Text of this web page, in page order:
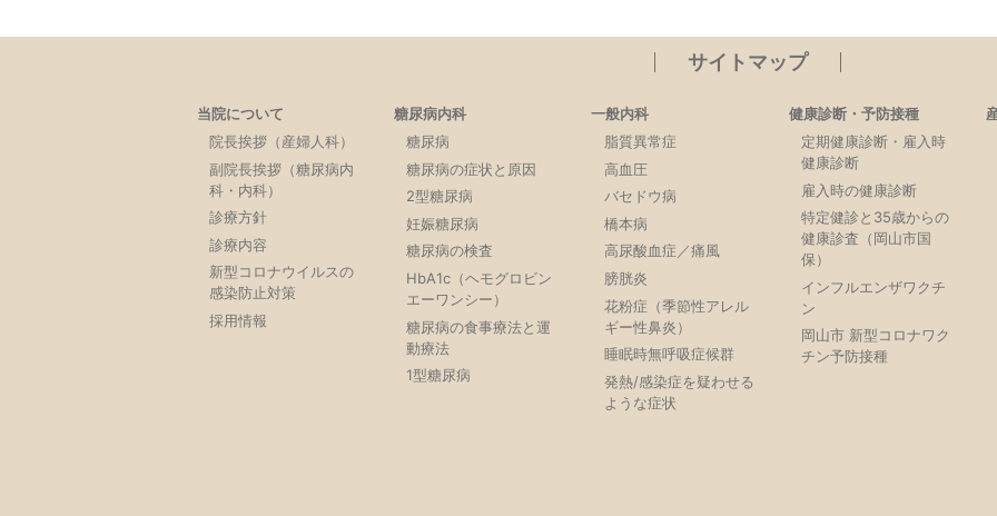
サイトマップ
当院について
院長挨拶（産婦人科）
副院長挨拶（糖尿病内
科・内科）
診療方針
診療内容
新型コロナウイルスの
感染防止対策
採用情報
糖尿病内科
糖尿病
糖尿病の症状と原因
2型糖尿病
妊娠糖尿病
糖尿病の検査
HbA1c（ヘモグロビン
エーワンシー）
糖尿病の食事療法と運
動療法
1型糖尿病
一般内科
脂質異常症
高血圧
バセドウ病
橋本病
高尿酸血症／痛風
膀胱炎
花粉症（季節性アレル
ギー性鼻炎）
睡眠時無呼吸症候群
発熱/感染症を疑わせる
ような症状
健康診断・予防接種
定期健康診断・雇入時
健康診断
雇入時の健康診断
特定健診と35歳からの
健康診査（岡山市国
保）
インフルエンザワクチ
ン
岡山市 新型コロナワク
チン予防接種